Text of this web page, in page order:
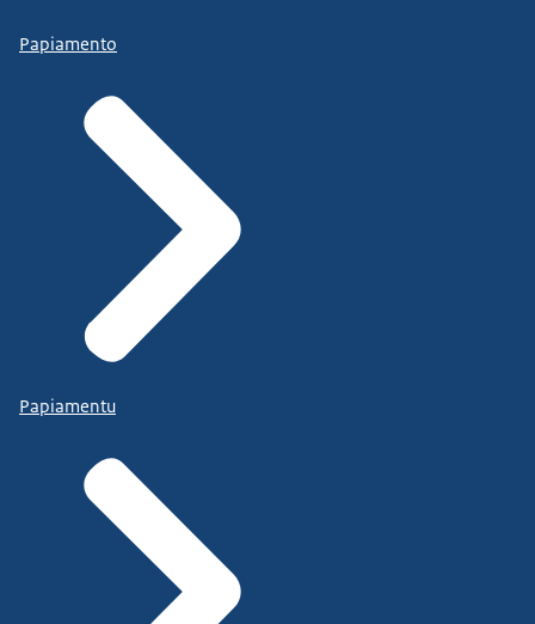
Papiamento
Papiamentu